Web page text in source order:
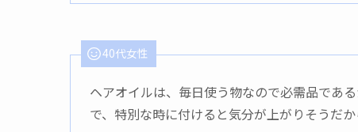
40代女性
ヘアオイルは、毎日使う物なので必需品であ
で、特別な時に付けると気分が上がりそうだか